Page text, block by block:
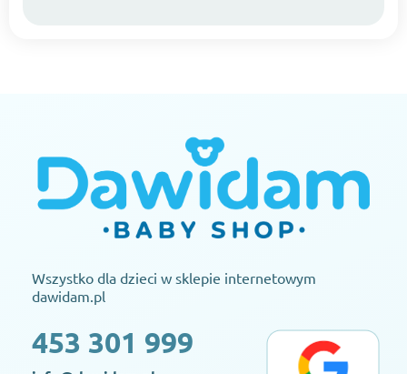
Wszystko dla dzieci w sklepie internetowym
dawidam.pl
453 301 999